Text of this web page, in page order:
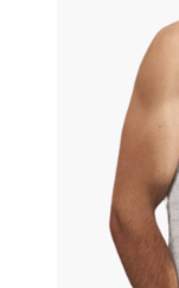
Размеры
100 104 108
Цвет
БЕЛЫЙ
СЕРЫЙ
СЕРЫЙ МЕЛАНЖ